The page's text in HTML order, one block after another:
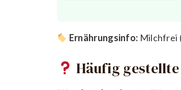
Ernährungsinfo: Milchfrei
Häufig